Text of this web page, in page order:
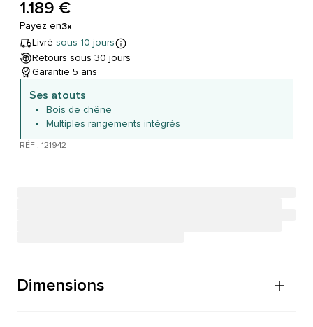
1.189 €
Payez en3x
Livré sous 10 jours
Retours sous 30 jours
Garantie 5 ans
Ses atouts
Bois de chêne
Multiples rangements intégrés
RÉF : 121942
Dimensions